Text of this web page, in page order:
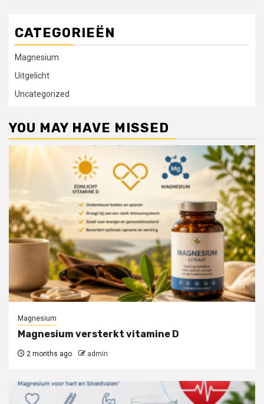
CATEGORIEËN
Magnesium
Uitgelicht
Uncategorized
YOU MAY HAVE MISSED
Magnesium
Magnesium versterkt vitamine D
2 months ago admin